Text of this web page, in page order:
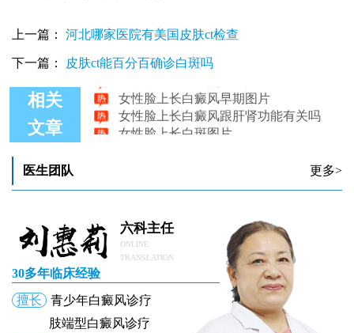
上一篇： 河北哪家医院有美国皮肤ct检查
下一篇： 皮肤ct能百分百确诊白斑吗
相关
文章
女性脸上白癜风照光没效果
女性脸上长白癜风早期图片
女性脸上长白癜风跟肝肾功能有关吗
女性脸上长白斑图片
女性脸上常常出现白癜风的原因是什么
医生团队 更多>
六科主任
ONLINE
TRANSLATION
30多年临床经验
擅长
青少年白癜风诊疗
肢端型白癜风诊疗